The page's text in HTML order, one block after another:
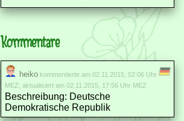
Kommentare
heiko kommentierte am 02.11.2015, 02:06 Uhr
MEZ; aktualisiert am 02.11.2015, 17:56 Uhr MEZ
Beschreibung: Deutsche
Demokratische Republik